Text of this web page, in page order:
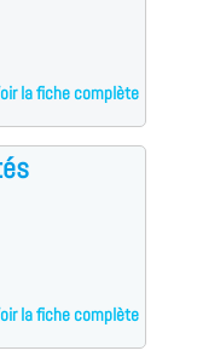
la fiche complète
la fiche complète